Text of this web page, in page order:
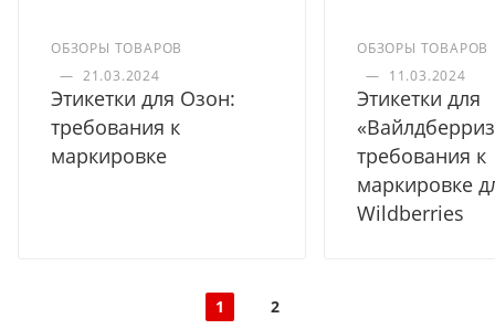
ОБЗОРЫ ТОВАРОВ
— 21.03.2024
Этикетки для Озон:
требования к
маркировке
ОБЗОРЫ ТОВАРОВ
— 11.03.2024
Этикетки для
требования к
маркировке
Wildberries
1 2